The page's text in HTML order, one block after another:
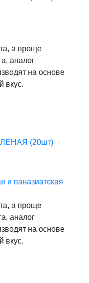
а проще
аналог
на основе
вкус.
(20шт)
и паназиатская
а проще
аналог
на основе
вкус.